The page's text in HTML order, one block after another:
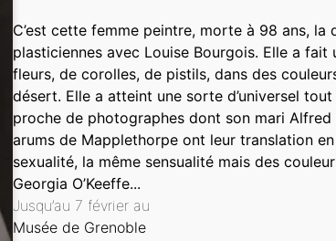
C’est cette femme peintre, morte à 98 ans,
plasticiennes avec Louise Bourgois. Elle a
fleurs, de corolles, de pistils, dans des
désert. Elle a atteint une sorte d’universel
proche de photographes dont son mari
arums de Mapplethorpe ont leur translation
sexualité, la même sensualité mais des
Georgia O’Keeffe...
Jusqu’au 7 février au
Musée de Grenoble